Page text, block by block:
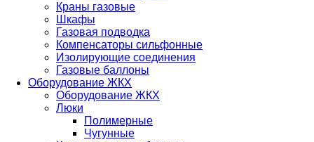
Краны газовые
Шкафы
Газовая подводка
Компенсаторы сильфонные
Изолирующие соединения
Газовые баллоны
Оборудование ЖКХ
Оборудование ЖКХ
Люки
Полимерные
Чугунные